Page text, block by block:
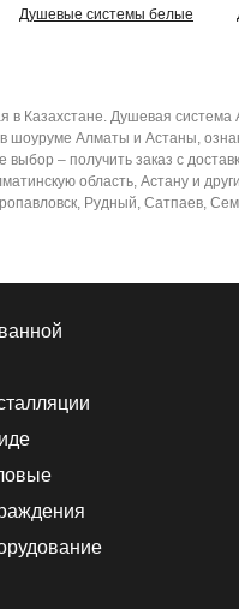
Душевые системы белые
Казахстане. Душевая
Алматы и Астаны,
– получить заказ с
область, Астану и
Рудный, Сатпаев,